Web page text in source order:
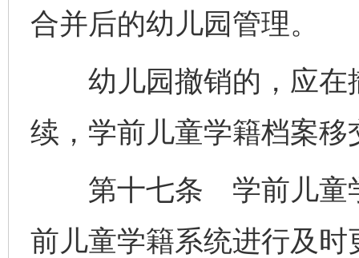
合并后的幼儿园管理。
幼儿园撤销的，应在
续，学前儿童学籍档案
第十七条 学前儿童学
前儿童学籍系统进行及